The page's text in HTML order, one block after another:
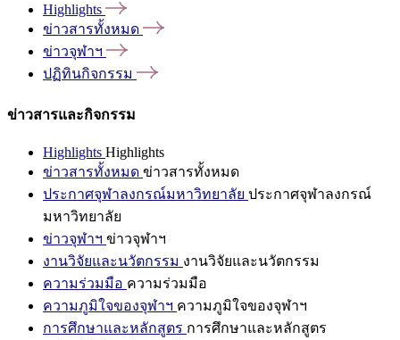
Highlights
ข่าวสารทั้งหมด
ข่าวจุฬาฯ
ปฏิทินกิจกรรม
ข่าวสารและกิจกรรม
Highlights Highlights
ข่าวสารทั้งหมด ข่าวสารทั้งหมด
ประกาศจุฬาลงกรณ์มหาวิทยาลัย ประกาศจุฬาลงกรณ์
มหาวิทยาลัย
ข่าวจุฬาฯ ข่าวจุฬาฯ
งานวิจัยและนวัตกรรม งานวิจัยและนวัตกรรม
ความร่วมมือ ความร่วมมือ
ความภูมิใจของจุฬาฯ ความภูมิใจของจุฬาฯ
การศึกษาและหลักสูตร การศึกษาและหลักสูตร